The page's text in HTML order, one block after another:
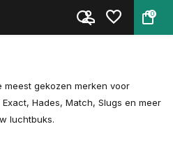
0
Luchtdrukwapen munitie
meest gekozen merken voor
Hades, Match, Slugs en meer
luchtbuks.